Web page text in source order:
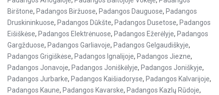
Birštone, Padangos Biržuose, Padangos Dauguose, Padangos
Druskininkuose, Padangos Dūkšte, Padangos Dusetose, Padangos
Eišiškėse, Padangos Elektrėnuose, Padangos Ežerėlyje, Padangos
Gargžduose, Padangos Garliavoje, Padangos Gelgaudiškyje,
Padangos Grigiškėse, Padangos Ignalijoje, Padangos Jiezne,
Padangos Jonavoje, Padangos Joniškėlyje, Padangos Joniškyje,
Padangos Jurbarke, Padangos Kaišiadoryse, Padangos Kalvarijoje,
Padangos Kaune, Padangos Kavarske, Padangos Kazlų Rūdoje,